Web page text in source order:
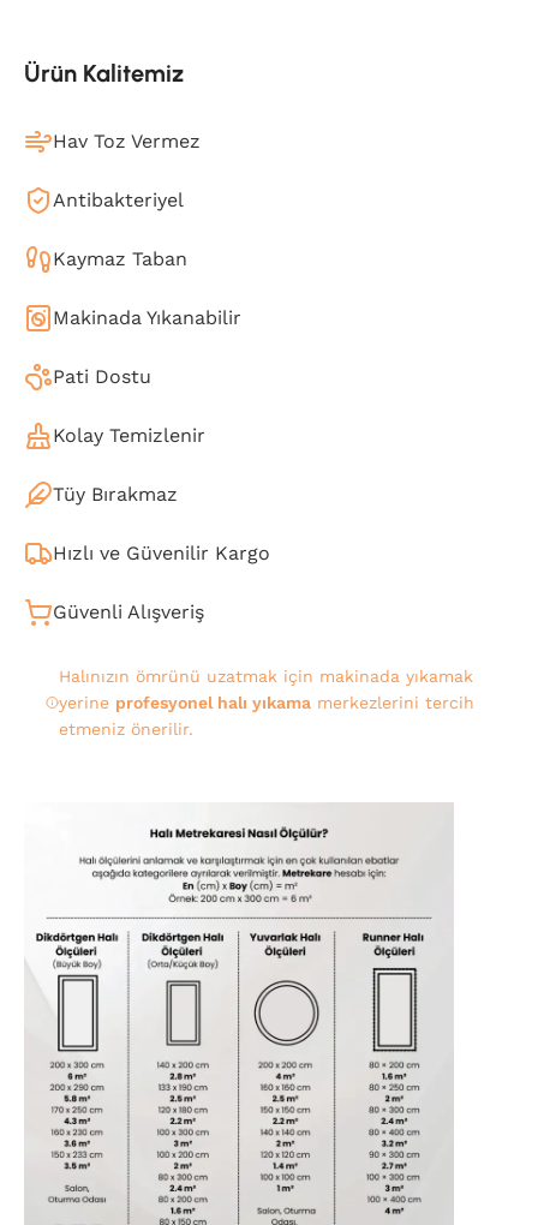
Ürün Kalitemiz
Hav Toz Vermez
Antibakteriyel
Kaymaz Taban
Makinada Yıkanabilir
Pati Dostu
Kolay Temizlenir
Tüy Bırakmaz
Hızlı ve Güvenilir Kargo
Güvenli Alışveriş
Halınızın ömrünü uzatmak için makinada yıkamak
yerine profesyonel halı yıkamamerkezlerini tercih
etmeniz önerilir.